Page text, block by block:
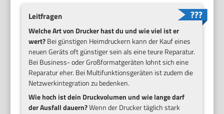
Leitfragen
Welche Art von Drucker hast du und wie viel ist er
wert?Bei günstigen Heimdruckern kann der Kauf eines
neuen Geräts oft günstiger sein als eine teure Reparatur.
Bei Business- oder Großformatgeräten lohnt sich eine
Reparatur eher. Bei Multifunktionsgeräten ist zudem die
Netzwerkintegration zu bedenken.
Wie hoch ist dein Druckvolumen und wie lange darf
der Ausfall dauern?Wenn der Drucker täglich stark